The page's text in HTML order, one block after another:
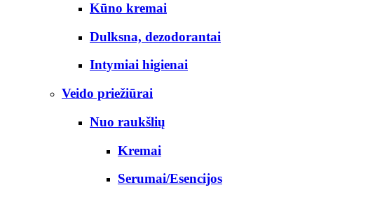
Kūno kremai
Dulksna, dezodorantai
Intymiai higienai
Veido priežiūrai
Nuo raukšlių
Kremai
Serumai/Esencijos